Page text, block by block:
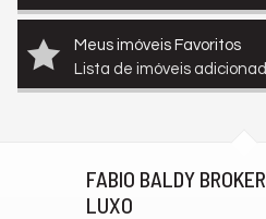
Meus imóveis Favoritos
Lista de imóveis
FABIO BALDY
LUXO